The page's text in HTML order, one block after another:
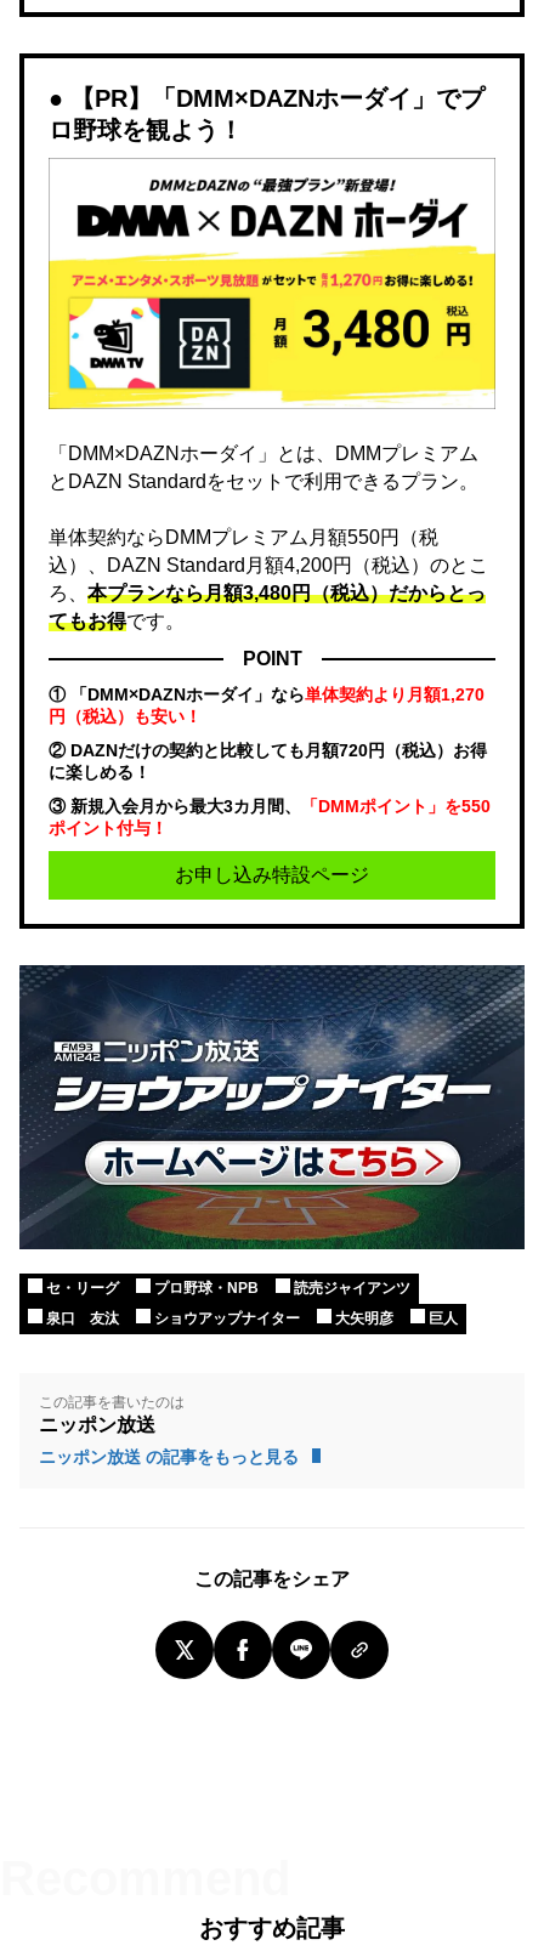
【PR】「DMM×DAZNホーダイ」でプ
ロ野球を観よう！
「DMM×DAZNホーダイ」とは、DMMプレミアム
とDAZN Standardをセットで利用できるプラン。
単体契約ならDMMプレミアム月額550円（税
込）、DAZN Standard月額4,200円（税込）のとこ
ろ、 本プランなら月額3,480円（税込）だからとっ
てもお得です。
POINT
① 「DMM×DAZNホーダイ」なら単体契約より月額1,270
円（税込）も安い！
② DAZNだけの契約と比較しても月額720円（税込）お得
に楽しめる！
③ 新規入会月から最大3カ月間、
「DMMポイント」を550
ポイント付与！
お申し込み特設ページ
セ・リーグ プロ野球・NPB
読売ジャイアンツ
泉口 友汰
ショウアップナイター 大矢明彦 巨人
この記事を書いたのは
ニッポン放送
ニッポン放送 の記事をもっと見る
この記事をシェア
おすすめ記事